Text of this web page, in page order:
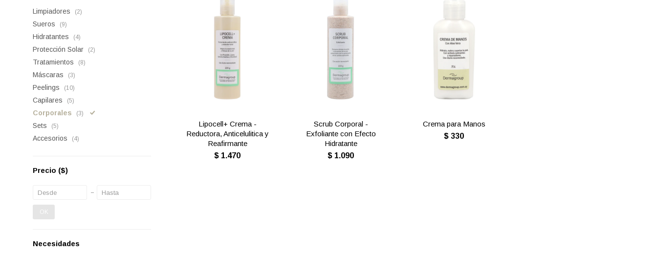
Lipocell+ Crema -
Reductora, Anticelulitica y
Reafirmante
$ 1.470
Scrub Corporal -
Exfoliante con Efecto
Hidratante
$ 1.090
Crema para Manos
$ 330
Limpiadores (2)
Sueros (9)
Hidratantes (4)
Protección Solar (2)
Tratamientos (8)
Máscaras (3)
Peelings (10)
Capilares (5)
Corporales (3)
Sets (5)
Accesorios (4)
Precio ($)
OK
Necesidades